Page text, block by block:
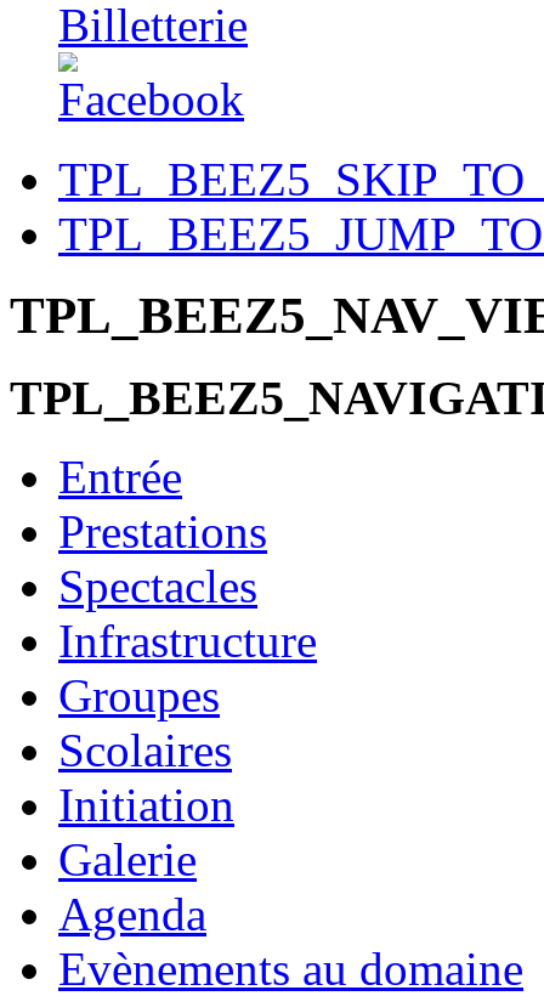
Entrée
Prestations
Spectacles
Infrastructure
Groupes
Scolaires
Initiation
Galerie
Agenda
Evènements au domaine